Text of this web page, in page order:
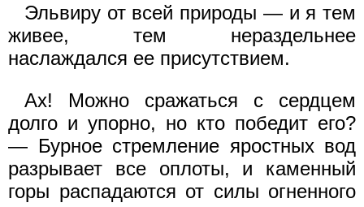
Эльвиру от всей природы — и я тем
живее, тем нераздельнее
наслаждался ее присутствием.
Ах! Можно сражаться с сердцем
долго и упорно, но кто победит его?
— Бурное стремление яростных вод
разрывает все оплоты, и каменный
горы распадаются от силы огненного